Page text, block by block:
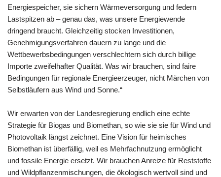
Energiespeicher, sie sichern Wärmeversorgung und federn
Lastspitzen ab – genau das, was unsere Energiewende
dringend braucht. Gleichzeitig stocken Investitionen,
Genehmigungsverfahren dauern zu lange und die
Wettbewerbsbedingungen verschlechtern sich durch billige
Importe zweifelhafter Qualität. Was wir brauchen, sind faire
Bedingungen für regionale Energieerzeuger, nicht Märchen von
Selbstläufern aus Wind und Sonne.“
Wir erwarten von der Landesregierung endlich eine echte
Strategie für Biogas und Biomethan, so wie sie sie für Wind und
Photovoltaik längst zeichnet. Eine Vision für heimisches
Biomethan ist überfällig, weil es Mehrfachnutzung ermöglicht
und fossile Energie ersetzt. Wir brauchen Anreize für Reststoffe
und Wildpflanzenmischungen, die ökologisch wertvoll sind und